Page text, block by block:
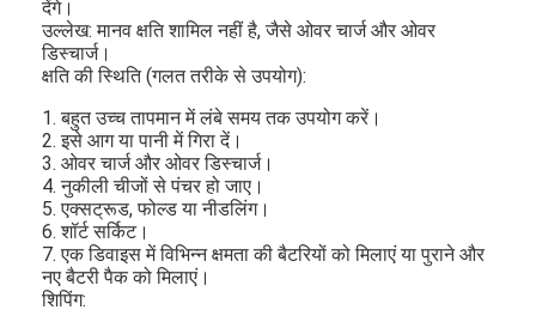
कारखाना भ्रमण
गुणवत्ता नियंत्रण
संपर्क करें
समाचार
अब बात करो
देंगे।
उल्लेख: मानव क्षति शामिल नहीं है, जैसे ओवर चार्ज और ओवर
डिस्चार्ज।
क्षति की स्थिति (गलत तरीके से उपयोग):
1. बहुत उच्च तापमान में लंबे समय तक उपयोग करें।
2. इसे आग या पानी में गिरा दें।
3. ओवर चार्ज और ओवर डिस्चार्ज।
4. नुकीली चीजों से पंचर हो जाए।
5. एक्सट्रूड, फोल्ड या नीडलिंग।
6. शॉर्ट सर्किट।
7. एक डिवाइस में विभिन्न क्षमता की बैटरियों को मिलाएं या पुराने और
नए बैटरी पैक को मिलाएं।
शिपिंग: